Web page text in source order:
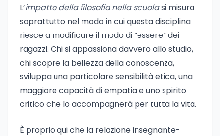
L’impatto della filosofia nella scuolasi misura
soprattutto nel modo in cui questa disciplina
riesce a modificare il modo di “essere” dei
ragazzi. Chi si appassiona davvero allo studio,
chi scopre la bellezza della conoscenza,
sviluppa una particolare sensibilità etica, una
maggiore capacità di empatia e uno spirito
critico che lo accompagnerà per tutta la vita.
È proprio qui che la relazione insegnante-